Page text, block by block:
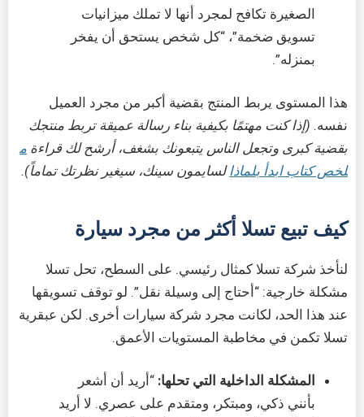
الصغيرة تكافح لمجرد أنها لا تملك ميزانيات
تسويق ضخمة”، “كل شخص يستحق أن يفخر
بمنزله”.
هذا المستوى يربط المنتج بقضية أكبر من مجرد العميل
نفسه. (إذا كنت مهتمًا بكيفية بناء رسالة عميقة تربط منتجك
بقضية كبرى وتجعل الناس يتبعونك بشغف، أرشح لك قراءة م
لخص كتاب ابدأ بلماذالسايمون سينك، سيغير نظرتك تماماً).
كيف تبيع تسلا أكثر من مجرد سيارة
لنأخذ شركة تسلا كمثال رئيسي. على السطح، تحل تسلا
مشكلة خارجية: “أحتاج إلى وسيلة نقل”. لو توقف تسويقها
عند هذا الحد، لكانت مجرد شركة سيارات أخرى. لكن عبقرية
تسلا تكمن في مخاطبة المستويات الأعمق.
المشكلة الداخلية التي تحلها: “أريد أن أشعر
بأنني ذكي، ومبتكر، ومتقدم على عصري. لا أريد